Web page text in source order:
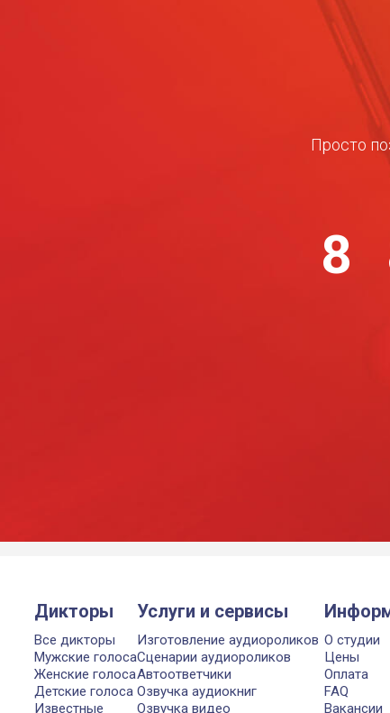
Просто
8
Дикторы
Все дикторы
Мужские голоса
Женские голоса
Детские голоса
Известные
Услуги и сервисы
Изготовление аудиороликов
Сценарии аудиороликов
Автоответчики
Озвучка аудиокниг
Озвучка видео
О студии
Цены
Оплата
FAQ
Вакансии